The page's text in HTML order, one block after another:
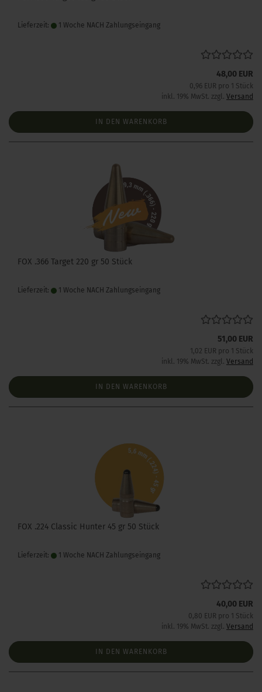
Lieferzeit: 1 Woche NACH Zahlungseingang
48,00 EUR
0,96 EUR pro 1 Stück
inkl. 19% MwSt. zzgl. Versand
IN DEN WARENKORB
FOX .366 Target 220 gr 50 Stück
Lieferzeit: 1 Woche NACH Zahlungseingang
51,00 EUR
1,02 EUR pro 1 Stück
inkl. 19% MwSt. zzgl. Versand
IN DEN WARENKORB
FOX .224 Classic Hunter 45 gr 50 Stück
Lieferzeit: 1 Woche NACH Zahlungseingang
40,00 EUR
0,80 EUR pro 1 Stück
inkl. 19% MwSt. zzgl. Versand
IN DEN WARENKORB